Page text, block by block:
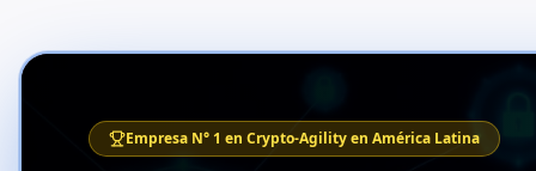
Empresa N° 1 en Crypto-Agility en América Latina